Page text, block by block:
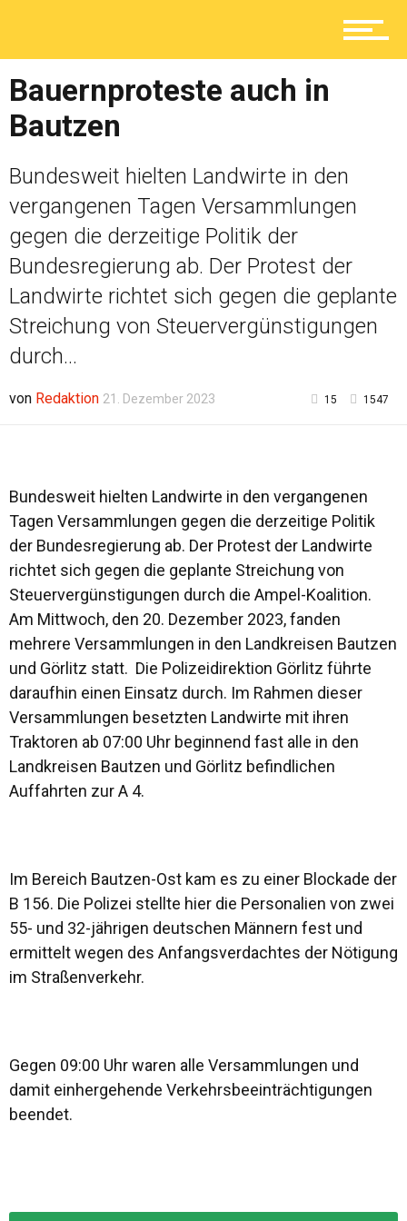
Ratgeber
Service
Kolumne
Shop
Bauernproteste auch in
Bautzen
Bundesweit hielten Landwirte in den
vergangenen Tagen Versammlungen
gegen die derzeitige Politik der
Bundesregierung ab. Der Protest der
Landwirte richtet sich gegen die geplante
Streichung von Steuervergünstigungen
durch...
von Redaktion 21. Dezember 2023 15 1547
Bundesweit hielten Landwirte in den vergangenen
Tagen Versammlungen gegen die derzeitige Politik
der Bundesregierung ab. Der Protest der Landwirte
richtet sich gegen die geplante Streichung von
Steuervergünstigungen durch die Ampel-Koalition.
Am Mittwoch, den 20. Dezember 2023, fanden
mehrere Versammlungen in den Landkreisen Bautzen
und Görlitz statt. Die Polizeidirektion Görlitz führte
daraufhin einen Einsatz durch. Im Rahmen dieser
Versammlungen besetzten Landwirte mit ihren
Traktoren ab 07:00 Uhr beginnend fast alle in den
Landkreisen Bautzen und Görlitz befindlichen
Auffahrten zur A 4.
Im Bereich Bautzen-Ost kam es zu einer Blockade der
B 156. Die Polizei stellte hier die Personalien von zwei
55- und 32-jährigen deutschen Männern fest und
ermittelt wegen des Anfangsverdachtes der Nötigung
im Straßenverkehr.
Gegen 09:00 Uhr waren alle Versammlungen und
damit einhergehende Verkehrsbeeinträchtigungen
beendet.